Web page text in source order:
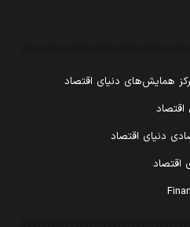
همایش‌های دنیای اقتصاد
دنیای اقتصاد
اقتصاد